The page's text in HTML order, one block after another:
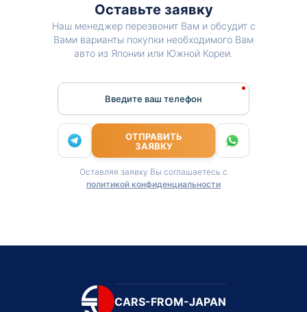
Оставьте заявку
Наш менеджер перезвонит Вам и обсудит с
Вами варианты покупки необходимого Вам
авто из Японии или Южной Кореи.
Введите ваш телефон
ОТПРАВИТЬ
ЗАЯВКУ
Оставляя заявку Вы соглашаетесь с
политикой конфиденциальности
CARS-FROM-JAPAN